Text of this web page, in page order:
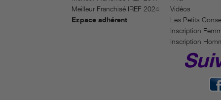
Meilleur Franchisé IREF 2024
Espace adhérent
Vidéos
Les Petits
Inscription
Inscription